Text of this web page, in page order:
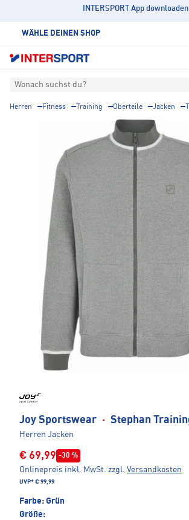
INTERSPORT App downloaden
WÄHLE DEINEN SHOP
Wonach suchst du?
Herren Fitness Training Oberteile Jacken
Joy Sportswear · Stephan
Herren Jacken
€ 69,99 -30 %
Onlinepreis inkl. MwSt. zzgl. Versandkosten
UVP* € 99,99
Farbe: Grün
Größe: